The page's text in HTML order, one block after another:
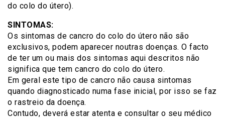
do colo do útero).
SINTOMAS:
Os sintomas de cancro do colo do útero não são
exclusivos, podem aparecer noutras doenças. O facto
de ter um ou mais dos sintomas aqui descritos não
significa que tem cancro do colo do útero.
Em geral este tipo de cancro não causa sintomas
quando diagnosticado numa fase inicial, por isso se faz
o rastreio da doença.
Contudo, deverá estar atenta e consultar o seu médico